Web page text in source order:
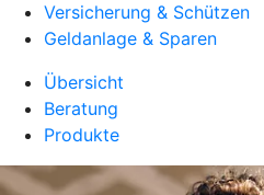
Versicherung & Schützen
Geldanlage & Sparen
Übersicht
Beratung
Produkte